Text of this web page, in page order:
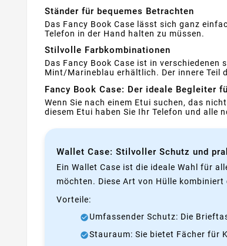
Ständer für bequemes Betrachten
Das Fancy Book Case lässt sich ganz
Telefon in der Hand halten zu müssen.
Stilvolle Farbkombinationen
Das Fancy Book Case ist in
Mint/Marineblau erhältlich. Der innere Teil
Fancy Book Case: Der ideale Begleiter
Wenn Sie nach einem Etui suchen, das
diesem Etui haben Sie Ihr Telefon und alle
Wallet Case: Stilvoller Schutz und
Ein Wallet Case ist die ideale Wahl für
möchten. Diese Art von Hülle
Vorteile:
Umfassender Schutz: Die
Stauraum: Sie bietet Fächer für